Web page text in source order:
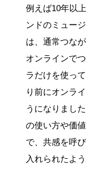
例えば10年以
ンドのミュー
は、通常つな
オンラインで
ラだけを使っ
り前にオンラ
うになりまし
の使い方や価
で、共感を呼
入れられたよ